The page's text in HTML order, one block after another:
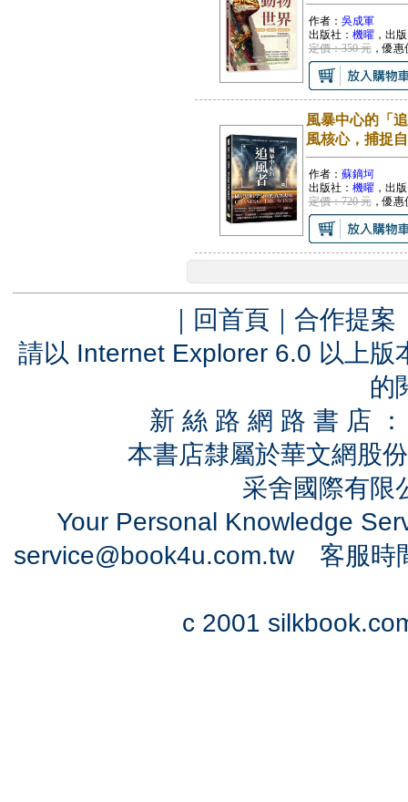
作者： 吳成軍
出版社： 機曜，出
定價：350 元，優惠
風暴中心的「
風核心，捕捉
作者： 蘇鏑坷
出版社： 機曜，出
定價：720 元，優惠
｜ 回首頁 ｜ 合作提案
請以 Internet Explorer 6.0 以上
的
新 絲 路 網 路 書 店
本書店隸屬於華文網股
采舍國際有
Your Personal Knowledge
service@book4u.com.tw客服時
c 2001